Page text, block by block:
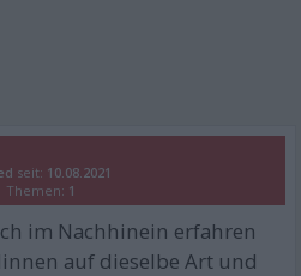
seit: 10.08.2021
Themen: 1
im Nachhinein erfahren
auf dieselbe Art und